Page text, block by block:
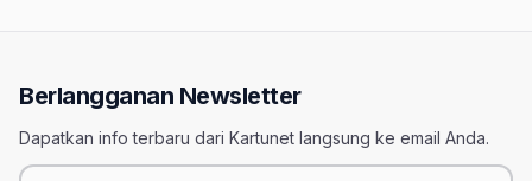
Berlangganan Newsletter
Dapatkan info terbaru dari Kartunet langsung ke email Anda.